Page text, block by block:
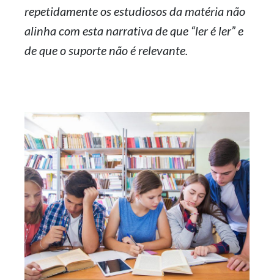
repetidamente os estudiosos da matéria não
alinha com esta narrativa de que “ler é ler” e
de que o suporte não é relevante.